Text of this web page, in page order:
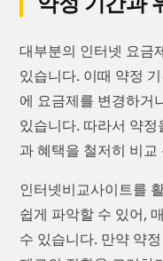
대부분의 인터넷 요금
있습니다. 이때 약정
에 요금제를 변경하거
있습니다. 따라서 약
과 혜택을 철저히 비
인터넷비교사이트를
쉽게 파악할 수 있어,
수 있습니다. 만약 약